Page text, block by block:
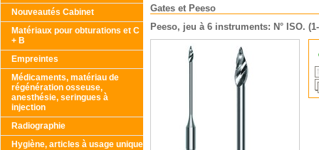
Nouveautés Cabinet
Matériaux pour obturations et C
+ B
Empreintes
Médicaments, matériau de
régénération osseuse,
anesthésie, seringues à
injection
Radiographie
Hygiène, articles à usage unique
Gates et Peeso
Peeso, jeu à 6 instruments: N° ISO.